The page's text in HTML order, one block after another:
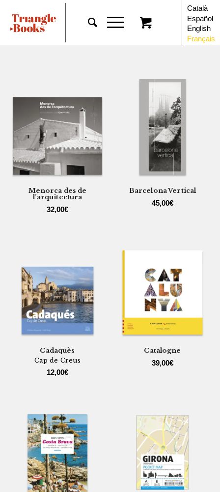
Català
Español
English
Français
Menorca des de
l’arquitectura
32,00€
Barcelona Vertical
45,00€
Cadaquès
Cap de Creus
12,00€
Catalogne
39,00€